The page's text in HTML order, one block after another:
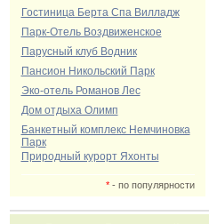
Гостиница Берта Спа Вилладж
Парк-Отель Воздвиженское
Парусный клуб Водник
Пансион Никольский Парк
Эко-отель Романов Лес
Дом отдыха Олимп
Банкетный комплекс Немчиновка
Парк
Природный курорт Яхонты
*- по популярности